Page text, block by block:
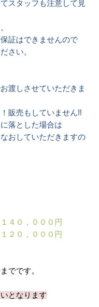
スタッフも注意して見
証はできませんので
さい。
渡しさせていただきま
販売もしていません!!
落とした場合は
おしていただきますの
，０００円
，０００円
でです。
となります